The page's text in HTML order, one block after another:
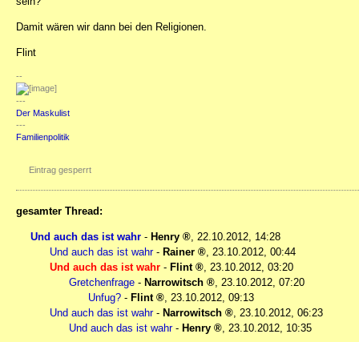
Damit wären wir dann bei den Religionen.
Flint
--
---
Der Maskulist
---
Familienpolitik
Eintrag gesperrt
gesamter Thread:
Und auch das ist wahr - Henry , 22.10.2012, 14:28
Und auch das ist wahr- Rainer , 23.10.2012, 00:44
Und auch das ist wahr - Flint , 23.10.2012, 03:20
Gretchenfrage - Narrowitsch , 23.10.2012, 07:20
Unfug? - Flint , 23.10.2012, 09:13
Und auch das ist wahr- Narrowitsch , 23.10.2012, 06:23
Und auch das ist wahr- Henry , 23.10.2012, 10:35